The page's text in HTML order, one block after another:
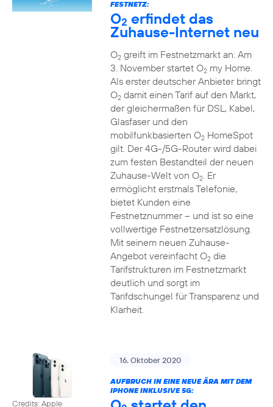
FESTNETZ:
O2 erfindet das
Zuhause-Internet neu
O2greift im Festnetzmarkt an: Am
3. November startet O2my Home.
Als erster deutscher Anbieter bringt
O2damit einen Tarif auf den Markt,
der gleichermaßen für DSL, Kabel,
Glasfaser und den
mobilfunkbasierten O2HomeSpot
gilt. Der 4G-/5G-Router wird dabei
zum festen Bestandteil der neuen
Zuhause-Welt von O2. Er
ermöglicht erstmals Telefonie,
bietet Kunden eine
Festnetznummer – und ist so eine
vollwertige Festnetzersatzlösung.
Mit seinem neuen Zuhause-
Angebot vereinfacht O2die
Tarifstrukturen im Festnetzmarkt
deutlich und sorgt im
Tarifdschungel für Transparenz und
Klarheit.
Credits: Apple
16. Oktober 2020
AUFBRUCH IN EINE NEUE ÄRA MIT DEM
IPHONE INKLUSIVE 5G: